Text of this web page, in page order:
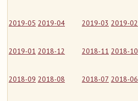
2019-05 2019-04 2019-03 2019-02
2019-01 2018-12 2018-11 2018-10
2018-09 2018-08 2018-07 2018-06